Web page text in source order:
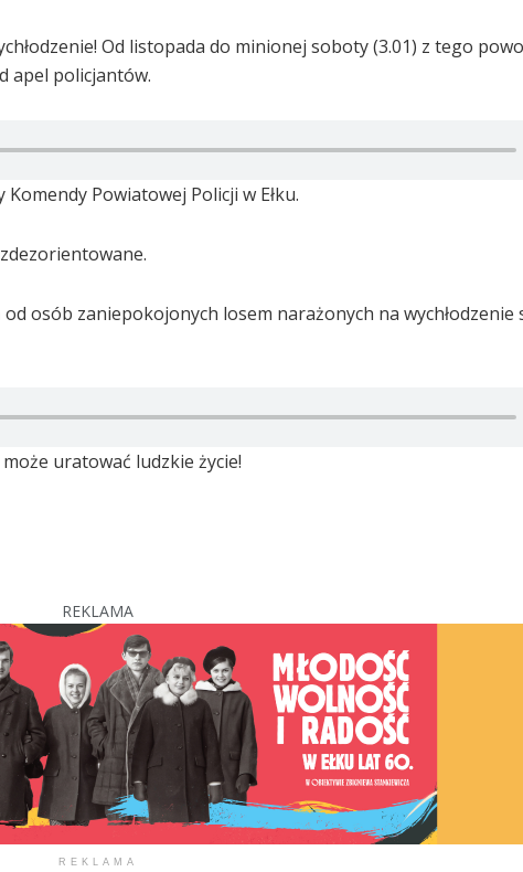
Od listopada do minionej soboty (3.01) z tego
apel policjantów.
Powiatowej Policji w Ełku.
osób zaniepokojonych losem narażonych na wychłodzenie
uratować ludzkie życie!
REKLAMA
REKLAMA